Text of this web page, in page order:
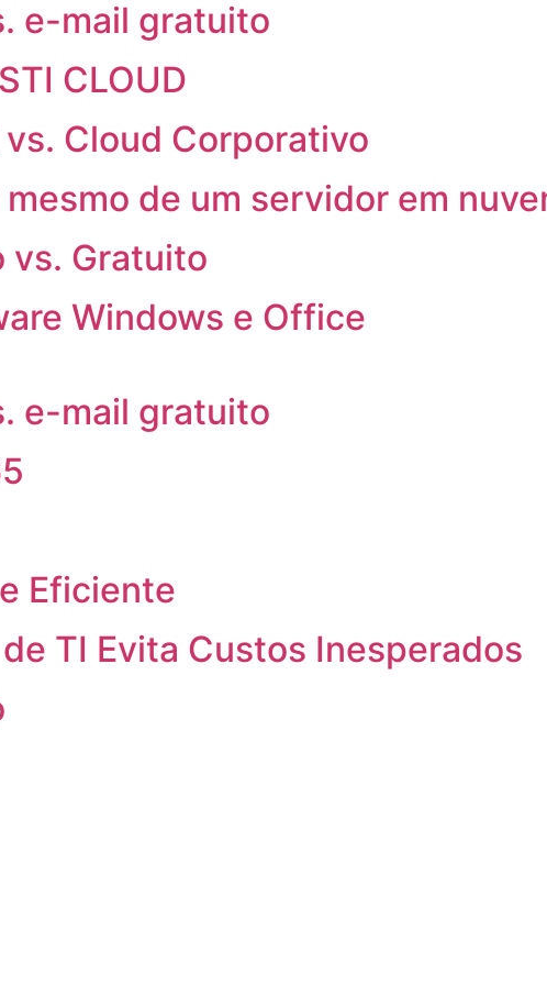
e-mail gratuito
CLOUD
Cloud Corporativo
de um servidor em
vs. Gratuito
Windows e Office
e-mail gratuito
Eficiente
TI Evita Custos Inesperados